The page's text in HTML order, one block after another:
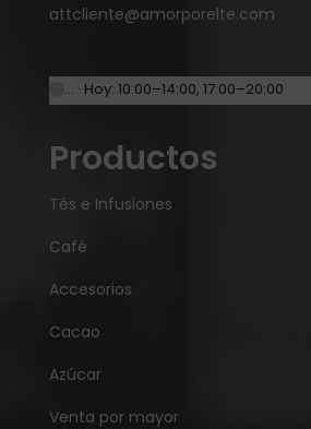
attcliente@amorporelte.com
… · Hoy: 10:00–14:00, 17:00–20:00
Productos
Tés e Infusiones
Café
Accesorios
Cacao
Azúcar
Venta por mayor